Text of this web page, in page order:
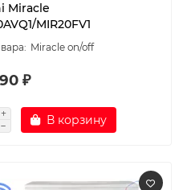
Miracle
MIR20FV1
Miracle on/off
₽
В корзину